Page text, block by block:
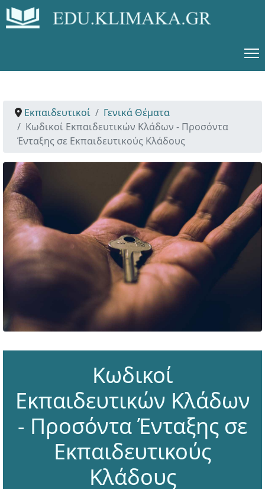
Εκπαιδευτικοί
Γενικά Θέματα
Κωδικοί Εκπαιδευτικών Κλάδων - Προσόντα
Ένταξης σε Εκπαιδευτικούς Κλάδους
Κωδικοί
Εκπαιδευτικών Κλάδων
- Προσόντα Ένταξης σε
Εκπαιδευτικούς
Κλάδους